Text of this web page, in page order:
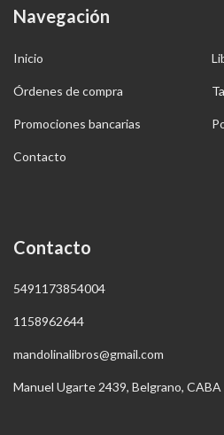
Navegación
Inicio
Órdenes de compra
Promociones bancarias
Contacto
Contacto
5491173854004
1158962644
mandolinalibros@gmail.com
Manuel Ugarte 2439, Belgrano, CABA